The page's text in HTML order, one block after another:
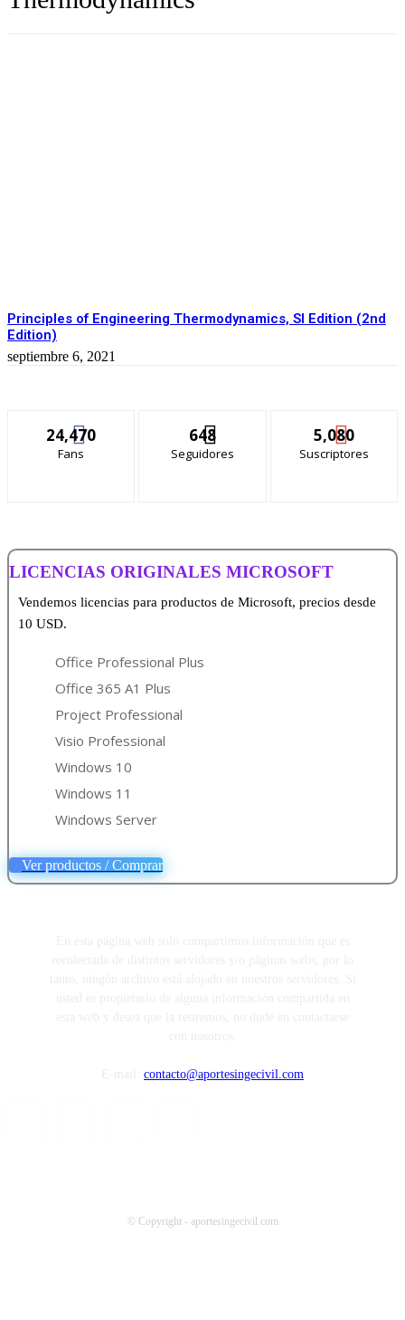
Principles of Engineering Thermodynamics, SI Edition (2nd
Edition)
septiembre 6, 2021
24,470
Fans
648
Seguidores
5,080
Suscriptores
LICENCIAS ORIGINALES MICROSOFT
Vendemos licencias para productos de Microsoft, precios desde
10 USD.
Office Professional Plus
Office 365 A1 Plus
Project Professional
Visio Professional
Windows 10
Windows 11
Windows Server
Ver productos / Comprar
contacto@aportesingecivil.com
© Copyright - aportesingecivil.com